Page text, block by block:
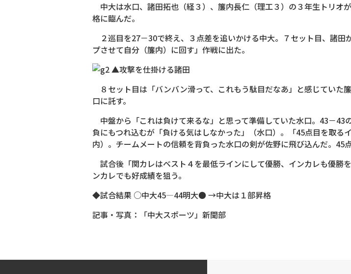
中大は水口、諸田拓也（経３）、簾内長仁（理工３）の３年生トリオ
格に臨んだ。
２巡目を27－30で終え、３点差を追いかける中大。７セット目、諸
プさせて自分（簾内）に回す」作戦に出た。
▲攻撃を仕掛ける諸田
８セット目は「バンバン滑って、これもう駄目だなあ」と感じていた
口に託す。
中盤から「これは負けて来るな」と思って準備していた水口。43－
負にもつれ込むが「負ける気はしなかった」（水口）。「45点目を取
内）。チームメートの信頼を背負った水口の剣が佐野に飛び込んだ。45
試合後「関カレはベスト４を最低ラインにして優勝、インカレも優勝
ンカレでも好成績を狙う。
◆試合結果 ○中大45―44明大● →中大は１部昇格
記事・写真：「中大スポーツ」新聞部